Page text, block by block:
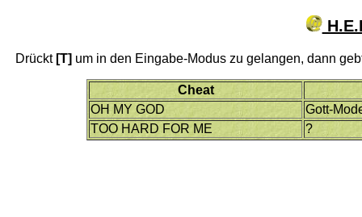
Drückt [T] um in den Eingabe-Modus zu gelangen, dann
Cheat
OH MY GOD
Gott-
TOO HARD FOR ME
?